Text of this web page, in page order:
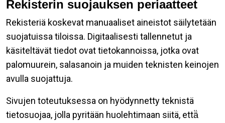
Rekisterin suojauksen periaatteet
Rekisteriä koskevat manuaaliset aineistot säilytetään
suojatuissa tiloissa. Digitaalisesti tallennetut ja
käsiteltävät tiedot ovat tietokannoissa, jotka ovat
palomuurein, salasanoin ja muiden teknisten keinojen
avulla suojattuja.
Sivujen toteutuksessa on hyödynnetty teknistä
tietosuojaa, jolla pyritään huolehtimaan siitä, että̈